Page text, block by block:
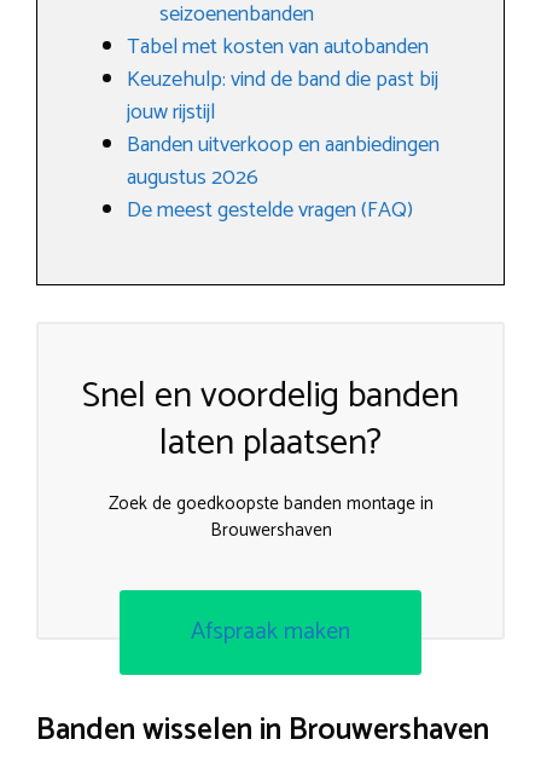
seizoenenbanden
Tabel met kosten van autobanden
Keuzehulp: vind de band die past bij
jouw rijstijl
Banden uitverkoop en aanbiedingen
augustus 2026
De meest gestelde vragen (FAQ)
Snel en voordelig banden
laten plaatsen?
Zoek de goedkoopste banden montage in
Brouwershaven
Afspraak maken
Banden wisselen in Brouwershaven